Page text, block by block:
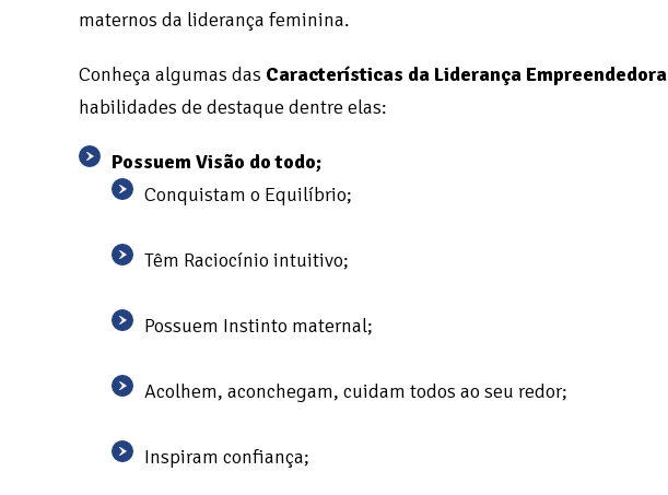
maternos da liderança feminina.
Conheça algumas das Características da Liderança Empreendedora
habilidades de destaque dentre elas:
Possuem Visão do todo;
Conquistam o Equilíbrio;
Têm Raciocínio intuitivo;
Possuem Instinto maternal;
Acolhem, aconchegam, cuidam todos ao seu redor;
Inspiram confiança;